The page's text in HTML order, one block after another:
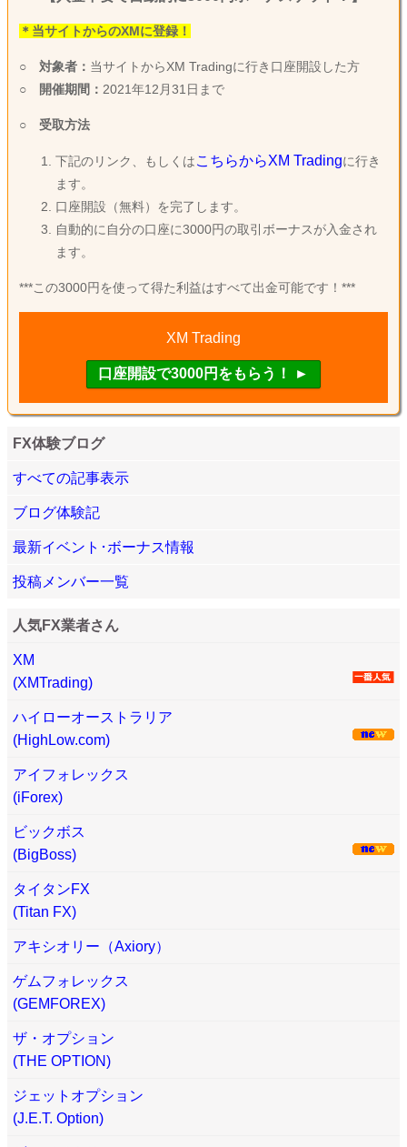
＊当サイトからのXMに登録！
○ 対象者： 当サイトからXM Tradingに行き口座開設した方
○
開催期間： 2021年12月31日まで
○ 受取方法
下記のリンク、もしくはこちらからXM Tradingに行き
ます。
口座開設（無料）を完了します。
自動的に自分の口座に3000円の取引ボーナスが入金され
ます。
***この3000円を使って得た利益はすべて出金可能です！***
XM Trading
FX体験ブログ
すべての記事表示
ブログ体験記
最新イベント･ボーナス情報
投稿メンバー一覧
人気FX業者さん
XM
(XMTrading)
ハイローオーストラリア
(HighLow.com)
アイフォレックス
(iForex)
ビックボス
(BigBoss)
タイタンFX
(Titan FX)
アキシオリー（Axiory）
ゲムフォレックス
(GEMFOREX)
ザ・オプション
(THE OPTION)
ジェットオプション
(J.E.T. Option)